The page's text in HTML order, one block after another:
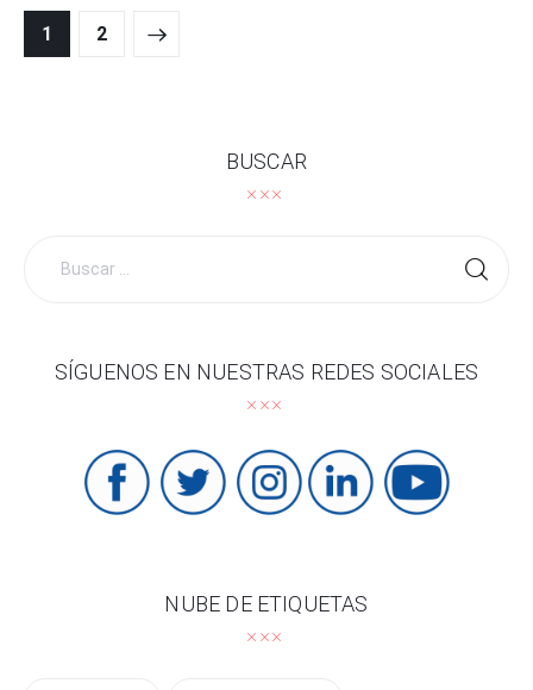
Navegación
de
PAGE
1 PAGE
2
BUSCAR
SÍGUENOS EN NUESTRAS REDES SOCIALES
NUBE DE ETIQUETAS